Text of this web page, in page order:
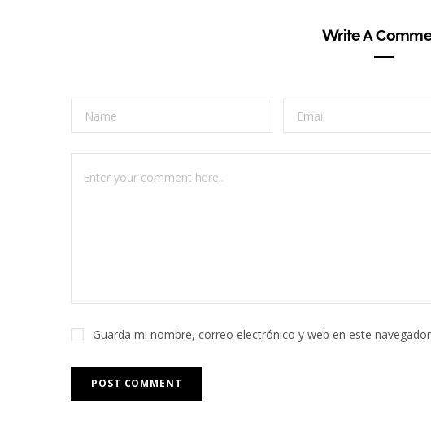
Write A
Guarda mi nombre, correo electrónico y web en este